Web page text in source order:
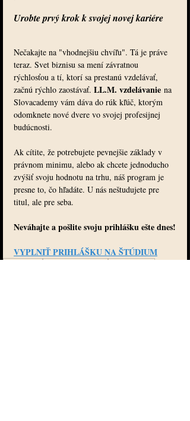
Urobte prvý krok k svojej novej kariére
Nečakajte na "vhodnejšiu chvíľu". Tá je práve
teraz. Svet biznisu sa mení závratnou
rýchlosťou a tí, ktorí sa prestanú vzdelávať,
začnú rýchlo zaostávať. LL.M. vzdelávanie na
Slovacademy vám dáva do rúk kľúč, ktorým
odomknete nové dvere vo svojej profesijnej
budúcnosti.
Ak cítite, že potrebujete pevnejšie základy v
právnom minimu, alebo ak chcete jednoducho
zvýšiť svoju hodnotu na trhu, náš program je
presne to, čo hľadáte. U nás neštudujete pre
titul, ale pre seba.
Neváhajte a pošlite svoju prihlášku ešte dnes!
VYPLNIŤ PRIHLÁŠKU NA ŠTÚDIUM
LL.M. titulLL.M. vzdelávanieLL.M. online